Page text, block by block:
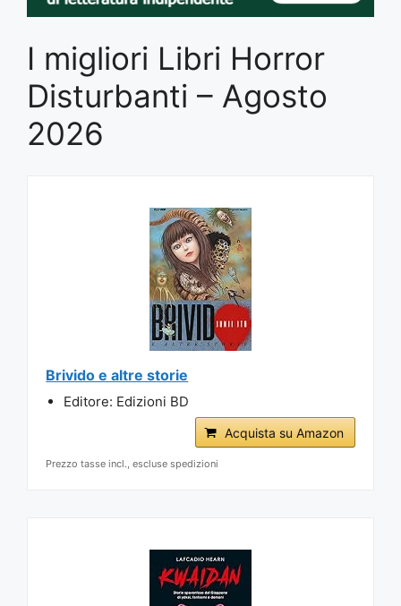
I migliori Libri Horror
Disturbanti – Agosto
2026
Brivido e altre storie
Editore: Edizioni BD
Acquista su Amazon
Prezzo tasse incl., escluse spedizioni